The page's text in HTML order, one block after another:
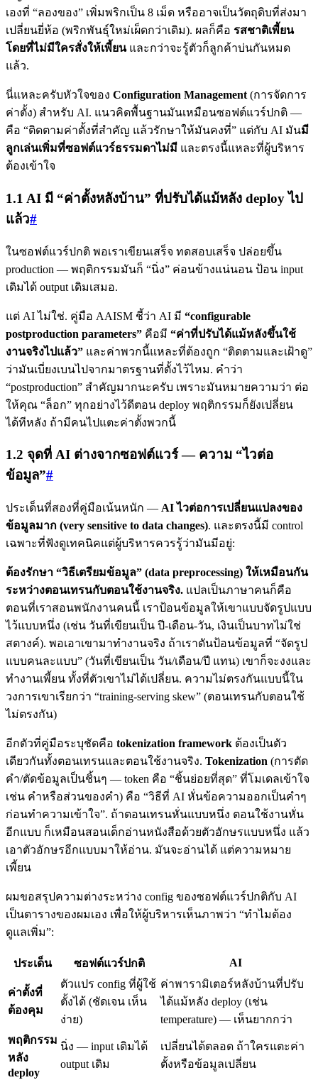
เองที่ “ลองของ” เพิ่มพริกเป็น 8 เม็ด หรืออาจเป็นวัตถุดิบที่ส่งมา
เปลี่ยนยี่ห้อ (พริกพันธุ์ใหม่เผ็ดกว่าเดิม). ผลก็คือ รสชาติเพี้ยน
โดยที่ไม่มีใครสั่งให้เพี้ยนและกว่าจะรู้ตัวก็ลูกค้าบ่นกันหมด
แล้ว.
นี่แหละครับหัวใจของ Configuration Management (การจัดการ
ค่าตั้ง) สำหรับ AI. แนวคิดพื้นฐานมันเหมือนซอฟต์แวร์ปกติ —
คือ “ติดตามค่าตั้งที่สำคัญ แล้วรักษาให้มันคงที่” แต่กับ AI มันมี
ลูกเล่นเพิ่มที่ซอฟต์แวร์ธรรมดาไม่มี และตรงนี้แหละที่ผู้บริหาร
ต้องเข้าใจ
1.1 AI มี “ค่าตั้งหลังบ้าน” ที่ปรับได้แม้หลัง deploy ไป
แล้ว#
ในซอฟต์แวร์ปกติ พอเราเขียนเสร็จ ทดสอบเสร็จ ปล่อยขึ้น
production — พฤติกรรมมันก็ “นิ่ง” ค่อนข้างแน่นอน ป้อน input
เดิมได้ output เดิมเสมอ.
แต่ AI ไม่ใช่. คู่มือ AAISM ชี้ว่า AI มี “configurable
postproduction parameters” คือมี “ค่าที่ปรับได้แม้หลังขึ้นใช้
งานจริงไปแล้ว” และค่าพวกนี้แหละที่ต้องถูก “ติดตามและเฝ้าดู”
ว่ามันเบี่ยงเบนไปจากมาตรฐานที่ตั้งไว้ไหม. คำว่า
“postproduction” สำคัญมากนะครับ เพราะมันหมายความว่า ต่อ
ให้คุณ “ล็อก” ทุกอย่างไว้ดีตอน deploy พฤติกรรมก็ยังเปลี่ยน
ได้ทีหลัง ถ้ามีคนไปแตะค่าตั้งพวกนี้
1.2 จุดที่ AI ต่างจากซอฟต์แวร์ — ความ “ไวต่อ
ข้อมูล”#
ประเด็นที่สองที่คู่มือเน้นหนัก — AI ไวต่อการเปลี่ยนแปลงของ
ข้อมูลมาก (very sensitive to data changes). และตรงนี้มี control
เฉพาะที่ฟังดูเทคนิคแต่ผู้บริหารควรรู้ว่ามันมีอยู่:
ต้องรักษา “วิธีเตรียมข้อมูล” (data preprocessing) ให้เหมือนกัน
ระหว่างตอนเทรนกับตอนใช้งานจริง. แปลเป็นภาษาคนก็คือ
ตอนที่เราสอนพนักงานคนนี้ เราป้อนข้อมูลให้เขาแบบจัดรูปแบบ
ไว้แบบหนึ่ง (เช่น วันที่เขียนเป็น ปี-เดือน-วัน, เงินเป็นบาทไม่ใช่
สตางค์). พอเอาเขามาทำงานจริง ถ้าเราดันป้อนข้อมูลที่ “จัดรูป
แบบคนละแบบ” (วันที่เขียนเป็น วัน/เดือน/ปี แทน) เขาก็จะงงและ
ทำงานเพี้ยน ทั้งที่ตัวเขาไม่ได้เปลี่ยน. ความไม่ตรงกันแบบนี้ใน
วงการเขาเรียกว่า “training-serving skew” (ตอนเทรนกับตอนใช้
ไม่ตรงกัน)
อีกตัวที่คู่มือระบุชัดคือ tokenization framework ต้องเป็นตัว
เดียวกันทั้งตอนเทรนและตอนใช้งานจริง. Tokenization (การตัด
คำ/ตัดข้อมูลเป็นชิ้นๆ — token คือ “ชิ้นย่อยที่สุด” ที่โมเดลเข้าใจ
เช่น คำหรือส่วนของคำ) คือ “วิธีที่ AI หั่นข้อความออกเป็นคำๆ
ก่อนทำความเข้าใจ”. ถ้าตอนเทรนหั่นแบบหนึ่ง ตอนใช้งานหั่น
อีกแบบ ก็เหมือนสอนเด็กอ่านหนังสือด้วยตัวอักษรแบบหนึ่ง แล้ว
เอาตัวอักษรอีกแบบมาให้อ่าน. มันจะอ่านได้ แต่ความหมาย
เพี้ยน
ผมขอสรุปความต่างระหว่าง config ของซอฟต์แวร์ปกติกับ AI
เป็นตารางของผมเอง เพื่อให้ผู้บริหารเห็นภาพว่า “ทำไมต้อง
ดูแลเพิ่ม”:
ประเด็น ซอฟต์แวร์ปกติ AI
ค่าตั้งที่
ต้องคุม
ตัวแปร config ที่ผู้ใช้
ตั้งได้ (ชัดเจน เห็น
ง่าย)
ค่าพารามิเตอร์หลังบ้านที่ปรับ
ได้แม้หลัง deploy (เช่น
temperature) — เห็นยากกว่า
พฤติกรรม
หลัง
deploy
นิ่ง — input เดิมได้
output เดิม
เปลี่ยนได้ตลอด ถ้าใครแตะค่า
ตั้งหรือข้อมูลเปลี่ยน